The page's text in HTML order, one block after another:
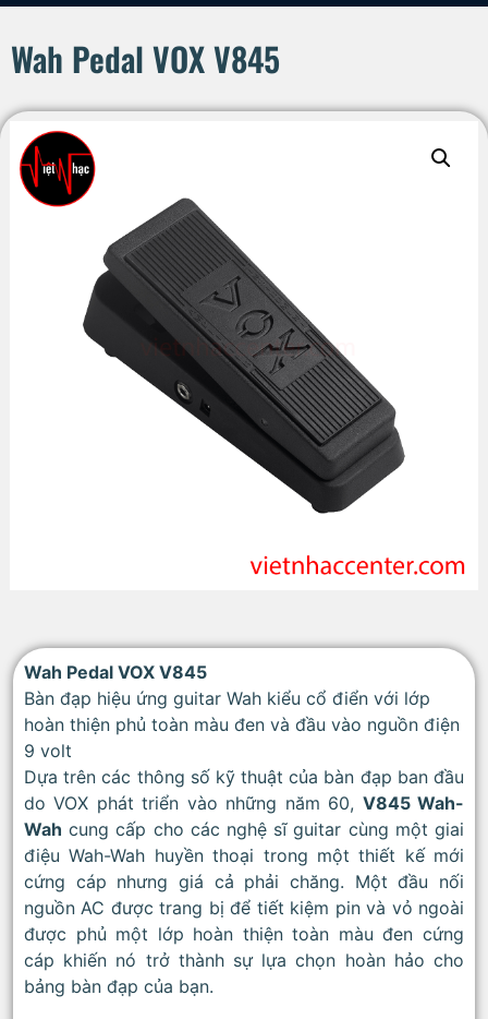
Wah Pedal VOX V845
Wah Pedal VOX V845
Bàn đạp hiệu ứng guitar Wah kiểu cổ điển với lớp
hoàn thiện phủ toàn màu đen và đầu vào nguồn điện
9 volt
Dựa trên các thông số kỹ thuật của bàn đạp ban đầu
do VOX phát triển vào những năm 60, V845 Wah-
Wah cung cấp cho các nghệ sĩ guitar cùng một giai
điệu Wah-Wah huyền thoại trong một thiết kế mới
cứng cáp nhưng giá cả phải chăng. Một đầu nối
nguồn AC được trang bị để tiết kiệm pin và vỏ ngoài
được phủ một lớp hoàn thiện toàn màu đen cứng
cáp khiến nó trở thành sự lựa chọn hoàn hảo cho
bảng bàn đạp của bạn.